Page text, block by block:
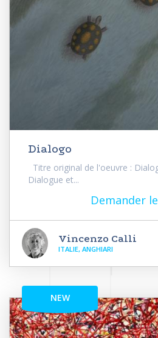
Dialogo
Titre original de l'oeuvre :
Dialogue et...
Demander
Vincenzo Calli
ITALIE, ANGHIARI
NEW